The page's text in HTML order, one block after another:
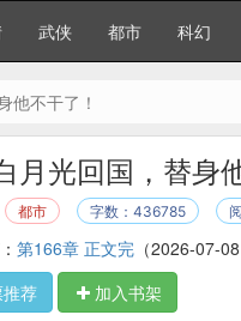
武侠 都市 科幻
他不干了！
月光回国，替身
都市 字数：436785
第166章 正文完（2026-07-08
荐
加入书架